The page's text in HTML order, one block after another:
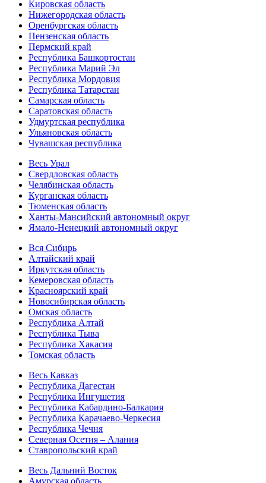
Кировская область
Нижегородская область
Оренбургская область
Пензенская область
Пермский край
Республика Башкортостан
Республика Марий Эл
Республика Мордовия
Республика Татарстан
Самарская область
Саратовская область
Удмуртская республика
Ульяновская область
Чувашская республика
Весь Урал
Свердловская область
Челябинская область
Курганская область
Тюменская область
Ханты-Мансийский автономный округ
Ямало-Ненецкий автономный округ
Вся Сибирь
Алтайский край
Иркутская область
Кемеровская область
Красноярский край
Новосибирская область
Омская область
Республика Алтай
Республика Тыва
Республика Хакасия
Томская область
Весь Кавказ
Республика Дагестан
Республика Ингушетия
Республика Кабардино-Балкария
Республика Карачаево-Черкесия
Республика Чечня
Северная Осетия – Алания
Ставропольский край
Весь Дальний Восток
Амурская область